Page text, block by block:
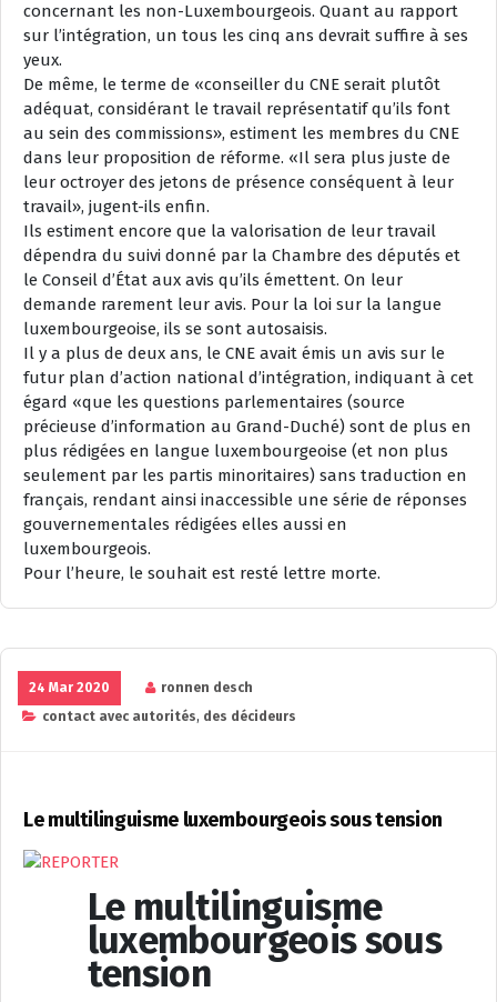
concernant les non-Luxembourgeois. Quant au rapport
sur l’intégration, un tous les cinq ans devrait suffire à ses
yeux.
De même, le terme de «conseiller du CNE serait plutôt
adéquat, considérant le travail représentatif qu’ils font
au sein des commissions», estiment les membres du CNE
dans leur proposition de réforme. «Il sera plus juste de
leur octroyer des jetons de présence conséquent à leur
travail», jugent-ils enfin.
Ils estiment encore que la valorisation de leur travail
dépendra du suivi donné par la Chambre des députés et
le Conseil d’État aux avis qu’ils émettent. On leur
demande rarement leur avis. Pour la loi sur la langue
luxembourgeoise, ils se sont autosaisis.
Il y a plus de deux ans, le CNE avait émis un avis sur le
futur plan d’action national d’intégration, indiquant à cet
égard «que les questions parlementaires (source
précieuse d’information au Grand-Duché) sont de plus en
plus rédigées en langue luxembourgeoise (et non plus
seulement par les partis minoritaires) sans traduction en
français, rendant ainsi inaccessible une série de réponses
gouvernementales rédigées elles aussi en
luxembourgeois.
Pour l’heure, le souhait est resté lettre morte.
24 Mar 2020
ronnen desch
contact avec autorités, des décideurs
Le multilinguisme luxembourgeois sous tension
Communication
crise
Le multilinguisme
luxembourgeois sous
tension